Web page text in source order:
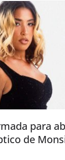
para
de